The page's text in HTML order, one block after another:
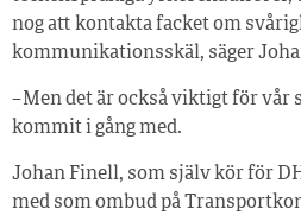
nog att kontakta facket om
kommunikationsskäl, säger
– Men det är också viktigt för
kommit i gång med.
Johan Finell, som själv kör för
med som ombud på